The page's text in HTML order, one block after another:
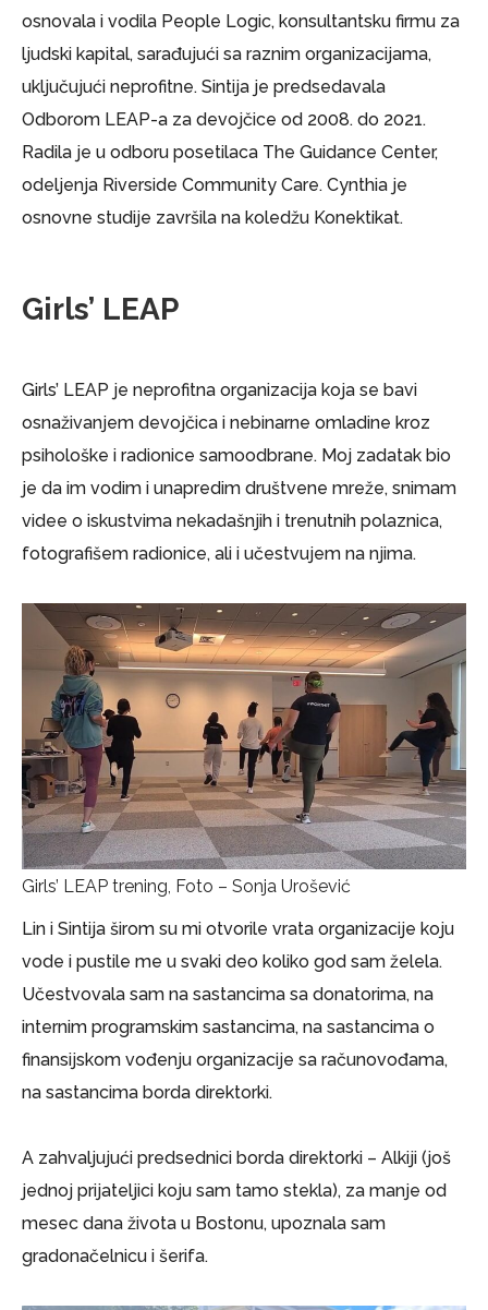
osnovala i vodila People Logic, konsultantsku firmu za
ljudski kapital, sarađujući sa raznim organizacijama,
uključujući neprofitne. Sintija je predsedavala
Odborom LEAP-a za devojčice od 2008. do 2021.
Radila je u odboru posetilaca The Guidance Center,
odeljenja Riverside Community Care. Cynthia je
osnovne studije završila na koledžu Konektikat.
Girls’ LEAP
Girls’ LEAP je neprofitna organizacija koja se bavi
osnaživanjem devojčica i nebinarne omladine kroz
psihološke i radionice samoodbrane. Moj zadatak bio
je da im vodim i unapredim društvene mreže, snimam
videe o iskustvima nekadašnjih i trenutnih polaznica,
fotografišem radionice, ali i učestvujem na njima.
Girls’ LEAP trening, Foto – Sonja Urošević
Lin i Sintija širom su mi otvorile vrata organizacije koju
vode i pustile me u svaki deo koliko god sam želela.
Učestvovala sam na sastancima sa donatorima, na
internim programskim sastancima, na sastancima o
finansijskom vođenju organizacije sa računovođama,
na sastancima borda direktorki.
A zahvaljujući predsednici borda direktorki – Alkiji (još
jednoj prijateljici koju sam tamo stekla), za manje od
mesec dana života u Bostonu, upoznala sam
gradonačelnicu i šerifa.